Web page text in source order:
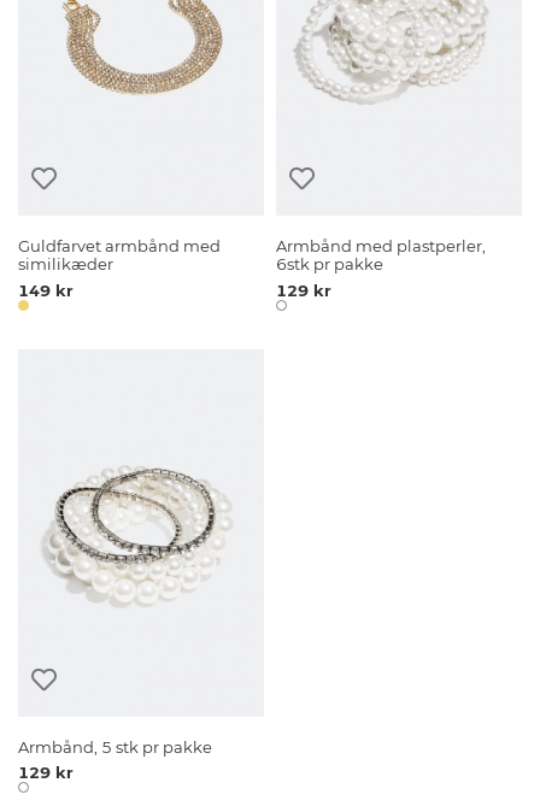
Guldfarvet armbånd med
similikæder
149 kr
Armbånd med plastperler,
6stk pr pakke
129 kr
Armbånd, 5 stk pr pakke
129 kr